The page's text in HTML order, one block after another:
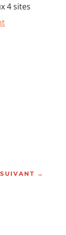
4 sites
SUIVANT →